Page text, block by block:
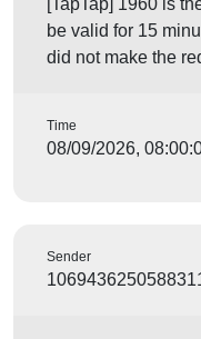
[TapTap] 1960 is
be valid for 15
did not make the
Time
08/09/2026,
Sender